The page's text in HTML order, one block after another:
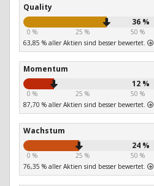
Quality
36 %
0 % 25 % 50 %
63,85 % aller Aktien sind besser bewertet.
Momentum
12 %
0 % 25 % 50 %
87,70 % aller Aktien sind besser bewertet.
Wachstum
24 %
0 % 25 % 50 %
76,35 % aller Aktien sind besser bewertet.